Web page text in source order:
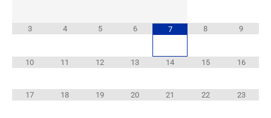
3 4 5 6 7 8 9
10 11 12 13 14 15 16
17 18 19 20 21 22 23